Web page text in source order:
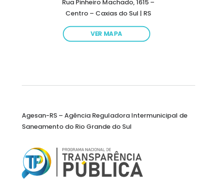
Rua Pinheiro Machado, 1615 –
Centro – Caxias do Sul | RS
VER MAPA
Agesan-RS – Agência Reguladora Intermunicipal de
Saneamento do Rio Grande do Sul